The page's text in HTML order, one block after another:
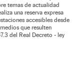
temas de actualidad
una reserva expresa
accesibles desde
que resulten
del Real Decreto - ley